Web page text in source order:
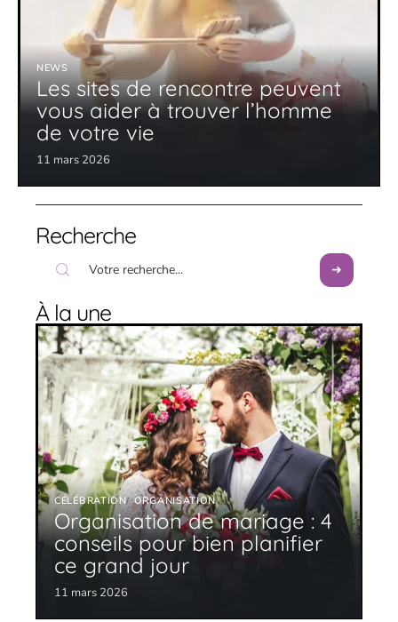
NEWS
Les sites de rencontre peuvent
vous aider à trouver l’homme
de votre vie
11 mars 2026
Recherche
À la une
CÉLÉBRATION ORGANISATION
Organisation de mariage : 4
conseils pour bien planifier
ce grand jour
11 mars 2026